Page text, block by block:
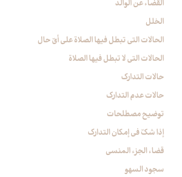
القضاء عن الوالد
الخلل‏
الحالات التي تبطل فيها الصلاة على أيّ حال‏
الحالات التي لا تبطل فيها الصلاة
حالات التدارك
حالات عدم التدارك
توضيح مصطلحات
إذا شكّ في إمكان التدارك
قضاء الجزء المنسي
سجود السهو